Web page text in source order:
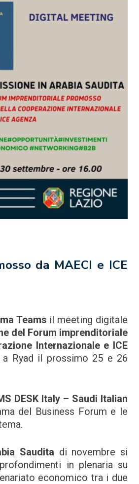
da MAECI e ICE
Teams il meeting digitale
del Forum imprenditoriale
Internazionalee ICE
Ryad il prossimo 25 e 26
DESK Italy – Saudi Italian
del Business Forum e le
Saudita di novembre si
in plenaria su
economico tra i due